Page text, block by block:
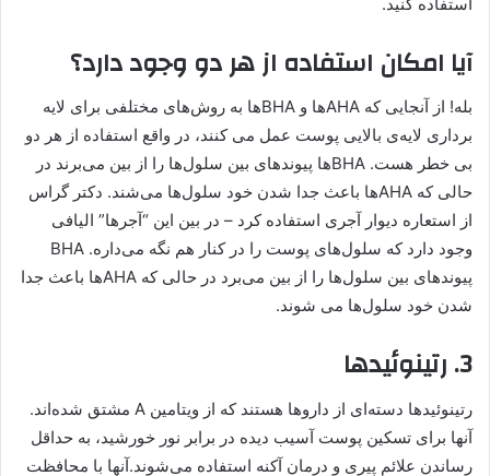
آیا امکان استفاده از هر دو وجود دارد؟
بله! از آنجایی که AHA‌ها و BHA‌ها به روش‌های مختلفی برای لایه
برداری لایه‌ی بالایی پوست عمل می کنند، در واقع استفاده از هر دو
بی خطر هست. BHA‌ها پیوندهای بین سلول‌ها را از بین می‌برند در
حالی که AHA‌ها باعث جدا شدن خود سلول‌ها می‌شند. دکتر گراس
از استعاره دیوار آجری استفاده کرد – در بین این “آجرها” الیافی
وجود دارد که سلول‌های پوست را در کنار هم نگه می‌داره. BHA
پیوندهای بین سلول‌ها را از بین می‌برد در حالی که AHA‌ها باعث جدا
شدن خود سلول‌ها می شوند.
3. رتینوئیدها
رتینوئیدها دسته‌ای از داروها هستند که از ویتامین A مشتق شده‌اند.
آنها برای تسکین پوست آسیب دیده در برابر نور خورشید، به حداقل
رساندن علائم پیری و درمان آکنه استفاده می‌شوند.آنها با محافظت